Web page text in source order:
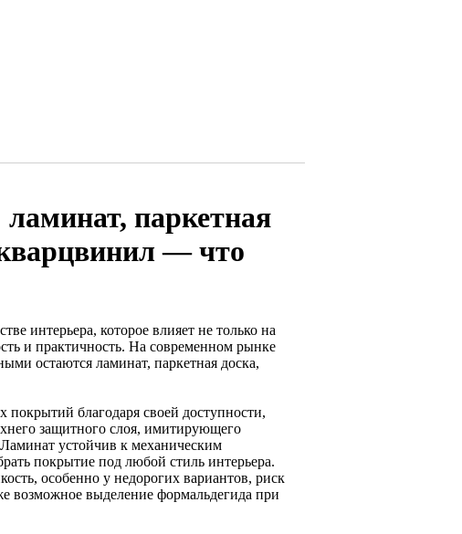
паркетная
— что
интерьера, которое влияет не только на
и практичность. На современном рынке
остаются ламинат, паркетная доска,
благодаря своей доступности,
защитного слоя, имитирующего
устойчив к механическим
покрытие под любой стиль интерьера.
особенно у недорогих вариантов, риск
возможное выделение формальдегида при